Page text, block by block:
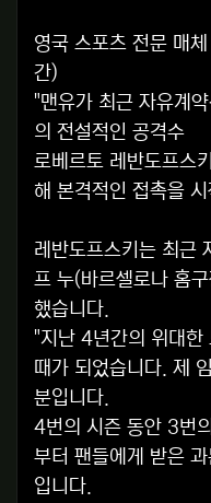
영국 스포츠 전문 매
간)
"맨유가 최근 자유계
의 전설적인 공격수
로베르토 레반도프스
해 본격적인 접촉을
레반도프스키는 최근
프 누(바르셀로나 홈
했습니다.
"지난 4년간의 위대한
때가 되었습니다. 제
분입니다.
4번의 시즌 동안 3번
부터 팬들에게 받은
입니다.